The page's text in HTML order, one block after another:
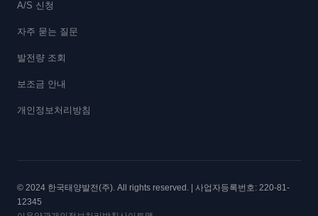
A/S 신청
자주 묻는 질문
발전량 조회
보조금 안내
개인정보처리방침
© 2024 한국태양발전(주). All rights reserved. | 사업자등록번호: 220-81-
12345